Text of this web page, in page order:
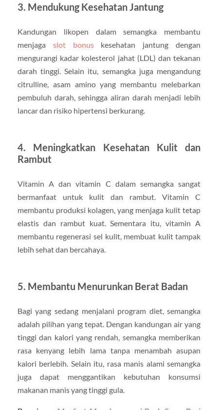
3. Mendukung Kesehatan Jantung
Kandungan likopen dalam semangka membantu
menjaga slot bonuskesehatan jantung dengan
mengurangi kadar kolesterol jahat (LDL) dan tekanan
darah tinggi. Selain itu, semangka juga mengandung
citrulline, asam amino yang membantu melebarkan
pembuluh darah, sehingga aliran darah menjadi lebih
lancar dan risiko hipertensi berkurang.
4. Meningkatkan Kesehatan Kulit dan
Rambut
Vitamin A dan vitamin C dalam semangka sangat
bermanfaat untuk kulit dan rambut. Vitamin C
membantu produksi kolagen, yang menjaga kulit tetap
elastis dan rambut kuat. Sementara itu, vitamin A
membantu regenerasi sel kulit, membuat kulit tampak
lebih sehat dan bercahaya.
5. Membantu Menurunkan Berat Badan
Bagi yang sedang menjalani program diet, semangka
adalah pilihan yang tepat. Dengan kandungan air yang
tinggi dan kalori yang rendah, semangka memberikan
rasa kenyang lebih lama tanpa menambah asupan
kalori berlebih. Selain itu, rasa manis alami semangka
juga dapat menggantikan kebutuhan konsumsi
makanan manis yang tinggi gula.